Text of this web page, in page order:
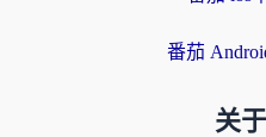
番茄
关